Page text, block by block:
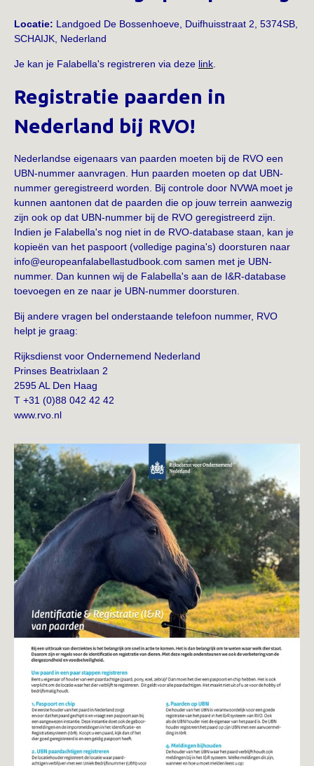
Locatie: Landgoed De Bossenhoeve, Duifhuisstraat 2, 5374SB,
SCHAIJK, Nederland
Je kan je Falabella's registreren via deze link.
Registratie paarden in
Nederland bij RVO!
Nederlandse eigenaars van paarden moeten bij de RVO een
UBN-nummer aanvragen. Hun paarden moeten op dat UBN-
nummer geregistreerd worden. Bij controle door NVWA moet je
kunnen aantonen dat de paarden die op jouw terrein aanwezig
zijn ook op dat UBN-nummer bij de RVO geregistreerd zijn.
Indien je Falabella's nog niet in de RVO-database staan, kan je
kopieën van het paspoort (volledige pagina's) doorsturen naar
info@europeanfalabellastudbook.com samen met je UBN-
nummer. Dan kunnen wij de Falabella's aan de I&R-database
toevoegen en ze naar je UBN-nummer doorsturen.
Bij andere vragen bel onderstaande telefoon nummer, RVO
helpt je graag:
Rijksdienst voor Ondernemend Nederland
Prinses Beatrixlaan 2
2595 AL Den Haag
T +31 (0)88 042 42 42
www.rvo.nl